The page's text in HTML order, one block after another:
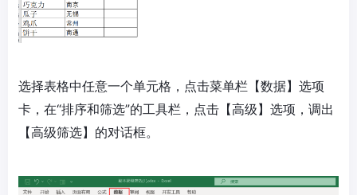
选择表格中任意一个单元格，点击菜单栏【数据】选项
卡，在“排序和筛选”的工具栏，点击【高级】选项，调出
【高级筛选】的对话框。